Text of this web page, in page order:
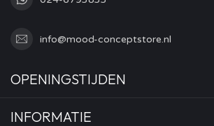
info@mood-conceptstore.nl
OPENINGSTIJDEN
INFORMATIE